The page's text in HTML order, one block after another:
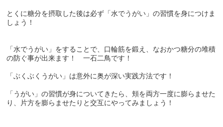
とくに糖分を摂取した後は必ず「水でうがい」の習慣を身につけま
しょう！
「水でうがい」をすることで、口輪筋を鍛え、なおかつ糖分の堆積
の防ぐ事が出来ます！ 一石二鳥です！
「ぶくぶくうがい」は意外に奥が深い実践方法です！
「うがい」の習慣が身についてきたら、頬を両方一度に膨らませた
り、片方を膨らませたりと交互にやってみましょう！